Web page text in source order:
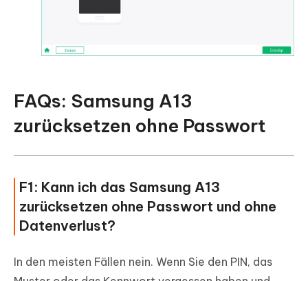
FAQs: Samsung A13
zurücksetzen ohne Passwort
F1: Kann ich das Samsung A13
zurücksetzen ohne Passwort und ohne
Datenverlust?
In den meisten Fällen nein. Wenn Sie den PIN, das